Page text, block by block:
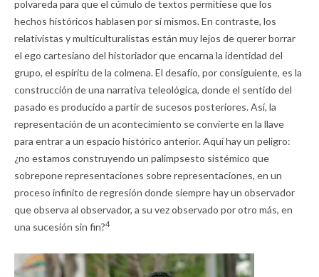
polvareda para que el cúmulo de textos permitiese que los
hechos históricos hablasen por sí mismos. En contraste, los
relativistas y multiculturalistas están muy lejos de querer borrar
el ego cartesiano del historiador que encarna la identidad del
grupo, el espíritu de la colmena. El desafío, por consiguiente, es la
construcción de una narrativa teleológica, donde el sentido del
pasado es producido a partir de sucesos posteriores. Así, la
representación de un acontecimiento se convierte en la llave
para entrar a un espacio histórico anterior. Aquí hay un peligro:
¿no estamos construyendo un palimpsesto sistémico que
sobrepone representaciones sobre representaciones, en un
proceso infinito de regresión donde siempre hay un observador
que observa al observador, a su vez observado por otro más, en
una sucesión sin fin?4